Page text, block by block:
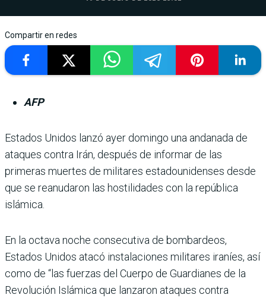
Compartir en redes
AFP
Estados Unidos lanzó ayer domingo una andanada de
ataques contra Irán, después de informar de las
primeras muertes de militares estadounidenses desde
que se reanudaron las hostilidades con la república
islámica.
En la octava noche consecutiva de bombardeos,
Estados Unidos atacó instalaciones militares iraníes, así
como de “las fuerzas del Cuerpo de Guardianes de la
Revolución Islámica que lanzaron ataques contra